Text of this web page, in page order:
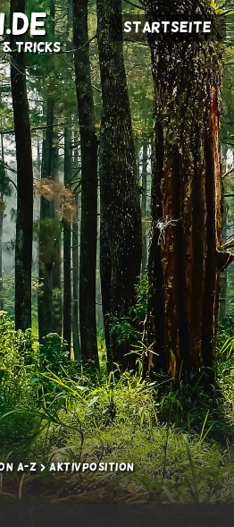
Tricks
Startseite
A-Z Aktivposition